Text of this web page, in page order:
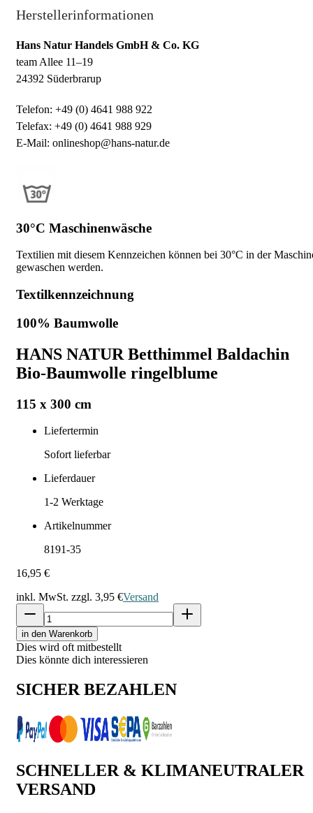
Herstellerinformationen
Hans Natur Handels GmbH & Co. KG
team Allee 11–19
24392 Süderbrarup
Telefon: +49 (0) 4641 988 922
Telefax: +49 (0) 4641 988 929
E-Mail: onlineshop@hans-natur.de
30°C Maschinenwäsche
Textilien mit diesem Kennzeichen können bei 30°C in der
gewaschen werden.
Textilkennzeichnung
100% Baumwolle
HANS NATUR Betthimmel Baldachin
Bio-Baumwolle ringelblume
115 x 300 cm
Liefertermin
Sofort lieferbar
Lieferdauer
1-2 Werktage
Artikelnummer
8191-35
16,95 €
inkl. MwSt. zzgl. 3,95 €Versand
in den Warenkorb
Dies wird oft mitbestellt
Dies könnte dich interessieren
SICHER BEZAHLEN
SCHNELLER & KLIMANEUTRALER
VERSAND